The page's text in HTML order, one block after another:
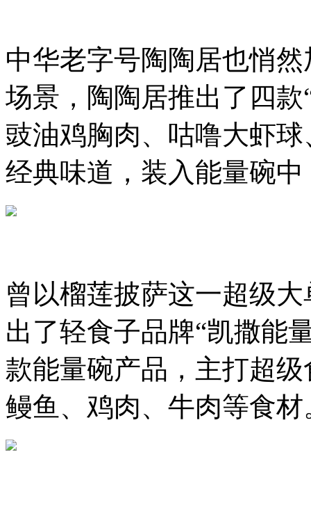
中华老字号陶陶居也悄
场景，陶陶居推出了四款
豉油鸡胸肉、咕噜大虾
经典味道，装入能量碗
曾以榴莲披萨这一超级
出了轻食子品牌“凯撒能
款能量碗产品，主打超
鳗鱼、鸡肉、牛肉等食材